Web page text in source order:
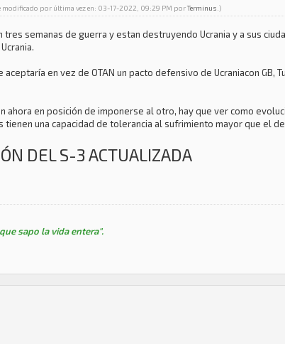
modificado por última vez en: 03-17-2022, 09:29 PM porTerminus .)
semanas de guerra y estan destruyendo Ucrania y a sus
en vez de OTAN un pacto defensivo de Ucraniacon
ahora en posición de imponerse al otro, hay que ver como
una capacidad de tolerancia al sufrimiento mayor que el
DEL S-3 ACTUALIZADA
sapo la vida entera".